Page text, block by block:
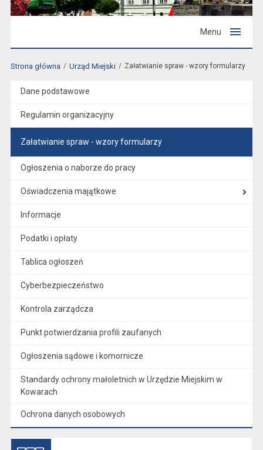
Menu
Strona główna Urząd Miejski Załatwianie spraw - wzory formularzy
Dane podstawowe
Regulamin organizacyjny
Załatwianie spraw - wzory formularzy
Ogłoszenia o naborze do pracy
Oświadczenia majątkowe
Informacje
Podatki i opłaty
Tablica ogłoszeń
Cyberbezpieczeństwo
Kontrola zarządcza
Punkt potwierdzania profili zaufanych
Ogłoszenia sądowe i komornicze
Standardy ochrony małoletnich w Urzędzie Miejskim w
Kowarach
Ochrona danych osobowych